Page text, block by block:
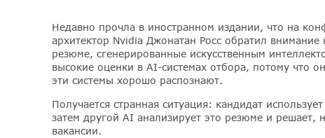
️Недавно прочла в иностранном издании, что на
архитектор Nvidia Джонатан Росс обратил
резюме, сгенерированные искусственным
высокие оценки в AI-системах отбора, потому что
эти системы хорошо распознают.
️Получается странная ситуация: кандидат
затем другой AI анализирует это резюме и решает,
вакансии.